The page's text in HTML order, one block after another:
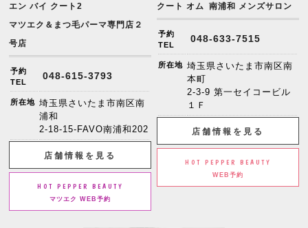
エン バイ クート2
マツエク＆まつ毛パーマ専門店２
号店
予約
TEL
048-615-3793
所在地 埼玉県さいたま市南区南
浦和
2-18-15-FAVO南浦和202
店舗情報を見る
HOT PEPPER BEAUTY
マツエク WEB予約
クート オム 南浦和 メンズサロン
予約
TEL
048-633-7515
所在地 埼玉県さいたま市南区南
本町
2-3-9 第一セイコービル
１Ｆ
店舗情報を見る
HOT PEPPER BEAUTY
WEB予約